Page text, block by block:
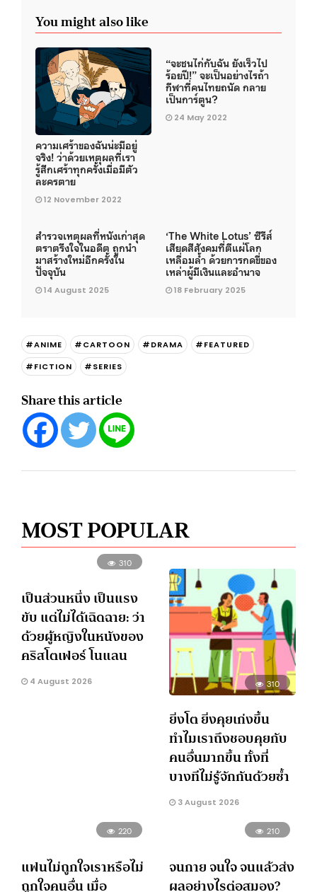
You might also like
ความเศร้าของฉันน่ะมีอยู่
จริง! ว่าด้วยเหตุผลที่เรา
รู้สึกเศร้าทุกครั้งเมื่อมีตัว
ละครตาย
12 November 2022
“จะชนไก่กับฉัน ยังเร็วไป
ร้อยปี!” จะเป็นอย่างไรถ้า
กีฬาที่คนไทยถนัด กลาย
เป็นการ์ตูน?
24 May 2022
สำรวจเหตุผลที่หนังเก่าสุด
ตราตรึงใจในอดีต ถูกนำ
มาสร้างใหม่อีกครั้งใน
ปัจจุบัน
14 August 2025
‘The White Lotus’ ซีรีส์
เสียดสีสังคมที่ตีแผ่โลก
เหลื่อมล้ำ ด้วยการกดขี่ของ
เหล่าผู้มีเงินและอำนาจ
18 February 2025
#ANIME #CARTOON #DRAMA
#FEATURED
#FICTION
#SERIES
Share this article
MOST POPULAR
310
เป็นส่วนหนึ่ง เป็นแรง
ขับ แต่ไม่ได้เฉิดฉาย: ว่า
ด้วยผู้หญิงในหนังของ
คริสโตเฟอร์ โนแลน
4 August 2026 310
ยิ่งโต ยิ่งคุยเก่งขึ้น
ทำไมเราถึงชอบคุยกับ
คนอื่นมากขึ้น ทั้งที่
บางทีไม่รู้จักกันด้วยซ้ำ
3 August 2026
220
แฟนไม่ถูกใจเราหรือไม่
ถูกใจคนอื่น เมื่อ
210
จนกาย จนใจ จนแล้วส่ง
ผลอย่างไรต่อสมอง?